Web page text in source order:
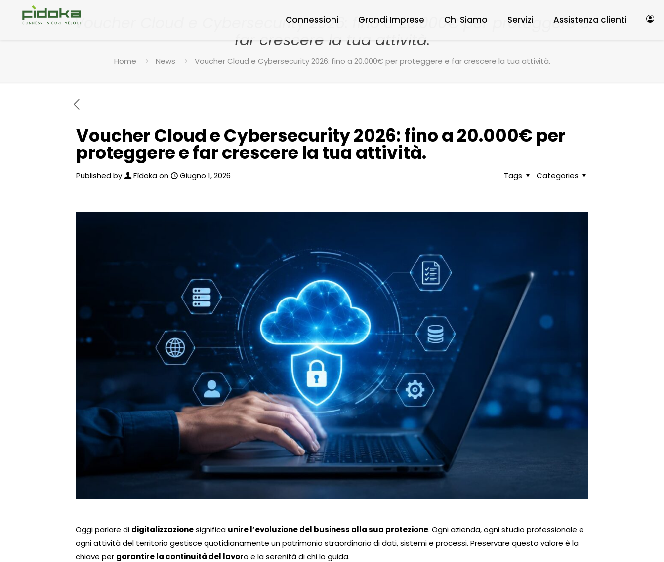
Connessioni Grandi Imprese Chi Siamo Servizi Assistenza clienti
Voucher Cloud e Cybersecurity 2026: fino a 20.000€ per proteggere e
far crescere la tua attività.
Home News Voucher Cloud e Cybersecurity 2026: fino a 20.000€ per proteggere e far crescere la tua attività.
Voucher Cloud e Cybersecurity 2026: fino a 20.000€ per
proteggere e far crescere la tua attività.
Published by Fìdokaon Giugno 1, 2026 Categories
Tags
Oggi parlare di digitalizzazionesignifica unire l’evoluzione del business alla sua protezione. Ogni azienda, ogni studio professionale e
ogni attività del territorio gestisce quotidianamente un patrimonio straordinario di dati, sistemi e processi. Preservare questo valore è la
chiave per garantire la continuità del lavoro e la serenità di chi lo guida.